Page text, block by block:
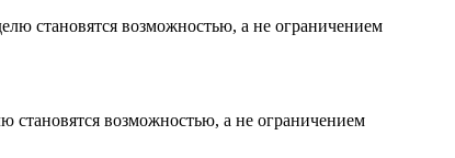
становятся возможностью, а не ограничением